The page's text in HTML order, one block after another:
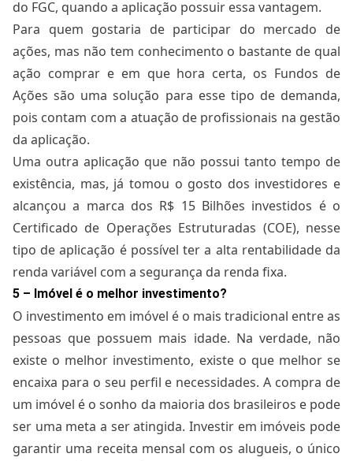
do FGC, quando a aplicação possuir essa vantagem.
Para quem gostaria de participar do mercado de
ações, mas não tem conhecimento o bastante de qual
ação comprar e em que hora certa, os Fundos de
Ações são uma solução para esse tipo de demanda,
pois contam com a atuação de profissionais na gestão
da aplicação.
Uma outra aplicação que não possui tanto tempo de
existência, mas, já tomou o gosto dos investidores e
alcançou a marca dos R$ 15 Bilhões investidos é o
Certificado de Operações Estruturadas (COE), nesse
tipo de aplicação é possível ter a alta rentabilidade da
renda variável com a segurança da renda fixa.
5 – Imóvel é o melhor investimento?
O investimento em imóvel é o mais tradicional entre as
pessoas que possuem mais idade. Na verdade, não
existe o melhor investimento, existe o que melhor se
encaixa para o seu perfil e necessidades. A compra de
um imóvel é o sonho da maioria dos brasileiros e pode
ser uma meta a ser atingida. Investir em imóveis pode
garantir uma receita mensal com os alugueis, o único